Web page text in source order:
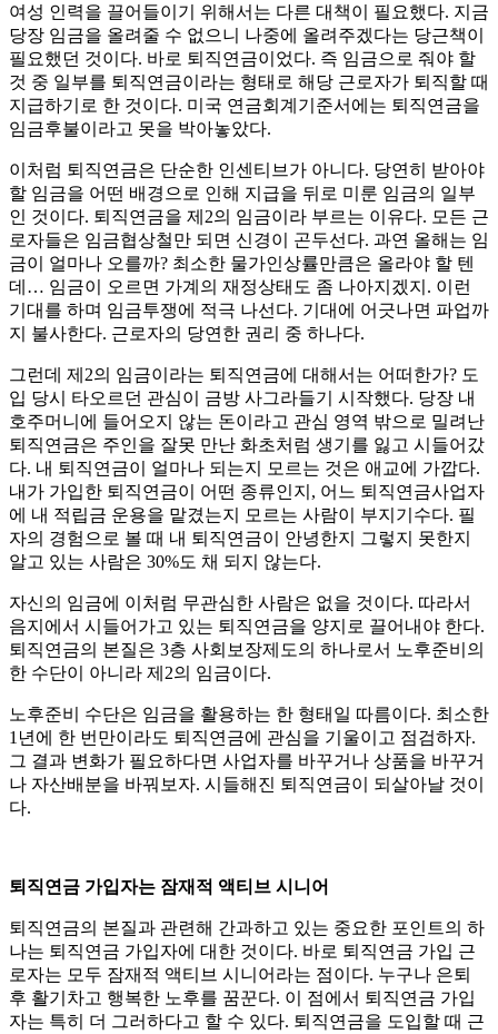
여성 인력을 끌어들이기 위해서는 다른 대책이 필요했다. 지금
당장 임금을 올려줄 수 없으니 나중에 올려주겠다는 당근책이
필요했던 것이다. 바로 퇴직연금이었다. 즉 임금으로 줘야 할
것 중 일부를 퇴직연금이라는 형태로 해당 근로자가 퇴직할 때
지급하기로 한 것이다. 미국 연금회계기준서에는 퇴직연금을
임금후불이라고 못을 박아놓았다.
이처럼 퇴직연금은 단순한 인센티브가 아니다. 당연히 받아야
할 임금을 어떤 배경으로 인해 지급을 뒤로 미룬 임금의 일부
인 것이다. 퇴직연금을 제2의 임금이라 부르는 이유다. 모든 근
로자들은 임금협상철만 되면 신경이 곤두선다. 과연 올해는 임
금이 얼마나 오를까? 최소한 물가인상률만큼은 올라야 할 텐
데… 임금이 오르면 가계의 재정상태도 좀 나아지겠지. 이런
기대를 하며 임금투쟁에 적극 나선다. 기대에 어긋나면 파업까
지 불사한다. 근로자의 당연한 권리 중 하나다.
그런데 제2의 임금이라는 퇴직연금에 대해서는 어떠한가? 도
입 당시 타오르던 관심이 금방 사그라들기 시작했다. 당장 내
호주머니에 들어오지 않는 돈이라고 관심 영역 밖으로 밀려난
퇴직연금은 주인을 잘못 만난 화초처럼 생기를 잃고 시들어갔
다. 내 퇴직연금이 얼마나 되는지 모르는 것은 애교에 가깝다.
내가 가입한 퇴직연금이 어떤 종류인지, 어느 퇴직연금사업자
에 내 적립금 운용을 맡겼는지 모르는 사람이 부지기수다. 필
자의 경험으로 볼 때 내 퇴직연금이 안녕한지 그렇지 못한지
알고 있는 사람은 30%도 채 되지 않는다.
자신의 임금에 이처럼 무관심한 사람은 없을 것이다. 따라서
음지에서 시들어가고 있는 퇴직연금을 양지로 끌어내야 한다.
퇴직연금의 본질은 3층 사회보장제도의 하나로서 노후준비의
한 수단이 아니라 제2의 임금이다.
노후준비 수단은 임금을 활용하는 한 형태일 따름이다. 최소한
1년에 한 번만이라도 퇴직연금에 관심을 기울이고 점검하자.
그 결과 변화가 필요하다면 사업자를 바꾸거나 상품을 바꾸거
나 자산배분을 바꿔보자. 시들해진 퇴직연금이 되살아날 것이
다.
퇴직연금 가입자는 잠재적 액티브 시니어
퇴직연금의 본질과 관련해 간과하고 있는 중요한 포인트의 하
나는 퇴직연금 가입자에 대한 것이다. 바로 퇴직연금 가입 근
로자는 모두 잠재적 액티브 시니어라는 점이다. 누구나 은퇴
후 활기차고 행복한 노후를 꿈꾼다. 이 점에서 퇴직연금 가입
자는 특히 더 그러하다고 할 수 있다. 퇴직연금을 도입할 때 근